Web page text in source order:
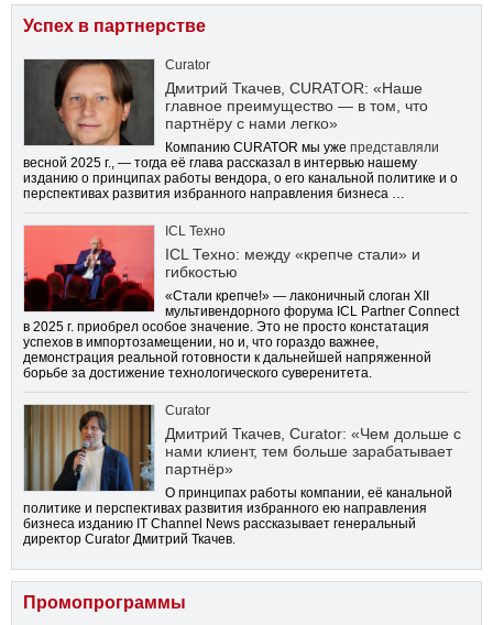
Успех в партнерстве
Curator
Дмитрий Ткачев, CURATOR: «Наше
главное преимущество — в том, что
партнёру с нами легко»
Компанию CURATOR мы уже представляли
весной 2025 г., — тогда её глава рассказал в интервью нашему
изданию о принципах работы вендора, о его канальной политике и о
перспективах развития избранного направления бизнеса …
ICL Техно
ICL Техно: между «крепче стали» и
гибкостью
«Стали крепче!» — лаконичный слоган XII
мультивендорного форума ICL Partner Connect
в 2025 г. приобрел особое значение. Это не просто констатация
успехов в импортозамещении, но и, что гораздо важнее,
демонстрация реальной готовности к дальнейшей напряженной
борьбе за достижение технологического суверенитета.
Curator
Дмитрий Ткачев, Curator: «Чем дольше с
нами клиент, тем больше зарабатывает
партнёр»
О принципах работы компании, её канальной
политике и перспективах развития избранного ею направления
бизнеса изданию IT Channel News рассказывает генеральный
директор Curator Дмитрий Ткачев.
Промопрограммы